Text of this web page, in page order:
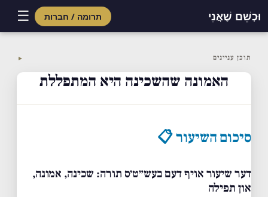
וּכְשֵׁם שֶׁאֲנִי תרומה / חברות ☰
content
תוכן עניינים ▼
האמונה שהשכינה היא המתפללת
סיכום השיעור 📋
דער שיעור אויף דעם בעש״ט׳ס תורה: שכינה, אמונה,
און תפילה